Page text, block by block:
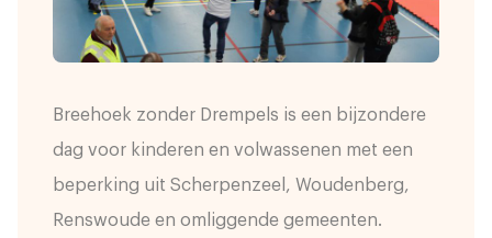
Breehoek zonder Drempels is een bijzondere
dag voor kinderen en volwassenen met een
beperking uit Scherpenzeel, Woudenberg,
Renswoude en omliggende gemeenten.